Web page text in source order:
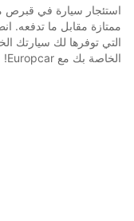
ممتازة مقابل ما تدفعه.
التي توفرها لك سيارتك
الخاصة بك مع Europcar!